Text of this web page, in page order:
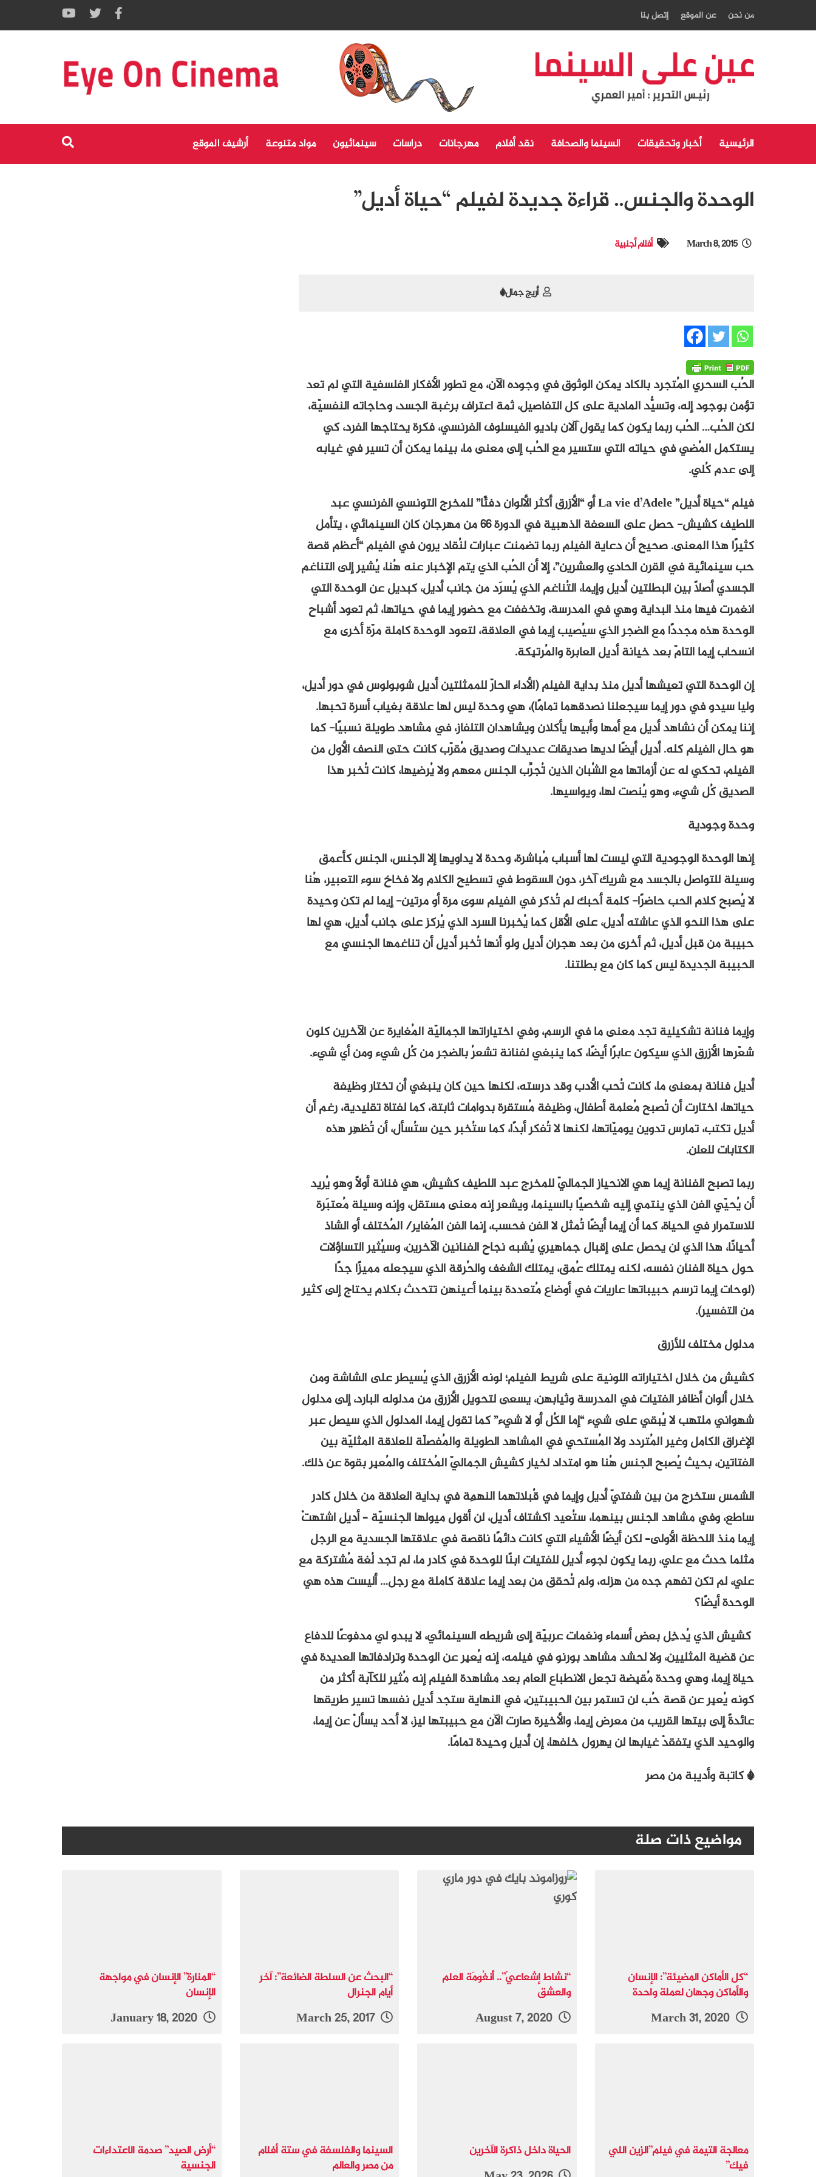
من نحن عن الموقع إتصل بنا
الرئيسية أخبار وتحقيقات السينما والصحافة نقد أفلام مهرجانات دراسات سينمائيون مواد متنوعة أرشيف الموقع
الوحدة والجنس.. قراءة جديدة لفيلم “حياة أديل”
March 8, 2015 أفلام أجنبية
أريج جمال*
الحُب السحري المُتجرد بالكاد يمكن الوثوق في وجوده الآن، مع تطور الأفكار الفلسفية التي لم تعد
تؤمن بوجود إله، وتسيُّد المادية على كل التفاصيل، ثمة اعتراف برغبة الجسد، وحاجاته النفسيّة،
لكن الحُب… الحُب ربما يكون كما يقول آلان باديو الفيسلوف الفرنسي، فكرة يحتاجها الفرد، كي
يستكمل المُضي في حياته التي ستسير مع الحُب إلى معنى ما، بينما يمكن أن تسير في غيابه
إلى عدم كُلي.
فيلم “حياة أديل”La vie d’Adeleأو “الأزرق أكثر الألوان دفئًا” للمخرج التونسي الفرنسي عبد
اللطيف كشيش- حصل على السعفة الذهبية في الدورة 66 من مهرجان كان السينمائي ، يتأمل
كثيرًا هذا المعنى. صحيح أن دعاية الفيلم ربما تضمنت عبارات لنُقاد يرون في الفيلم “أعظم قصة
حب سينمائية في القرن الحادي والعشرين”، إلا أن الحُب الذي يتم الإخبار عنه هُنا، يُشير إلى التناغم
الجسدي أصلًا بين البطلتين أديل وإيما، التُناغم الذي يُسرَد من جانب أديل، كبديل عن الوحدة التي
انغمرت فيها منذ البداية وهي في المدرسة، وتخففت مع حضور إيما في حياتها، ثم تعود أشباح
الوحدة هذه مجددًا مع الضجر الذي سيُصيب إيما في العلاقة، لتعود الوحدة كاملة مرّة أخرى مع
انسحاب إيما التامّ بعد خيانة أديل العابرة والمُرتبِكة.
إن الوحدة التي تعيشها أديل منذ بداية الفيلم (الأداء الحارّ للممثلتين أديل شوبولوس في دور أديل،
وليا سيدو في دور إيما سيجعلنا نصدقهما تمامًا)، هي وحدة ليس لها علاقة بغياب أسرة تحبها.
إننا يمكن أن نشاهد أديل مع أمها وأبيها يأكلان ويشاهدان التلفاز، في مشاهد طويلة نسبيًا- كما
هو حال الفيلم كله. أديل أيضًا لديها صديقات عديدات وصديق مُقرّب كانت حتى النصف الأول من
الفيلم، تحكي له عن أزماتها مع الشُبان الذين تُجرِّب الجنس معهم ولا يُرضيها، كانت تُخبر هذا
الصديق كُل شيء، وهو يُنصت لها، ويواسيها.
وحدة وجودية
إنها الوحدة الوجودية التي ليست لها أسباب مُباشرة، وحدة لا يداويها إلا الجنس، الجنس كأعمق
وسيلة للتواصل بالجسد مع شريك آخر، دون السقوط في تسطيح الكلام ولا فخاخ سوء التعبير، هُنا
لا يُصبح كلام الحب حاضرًا- كلمة أحبك لم تُذكر في الفيلم سوى مرة أو مرتين- إيما لم تكن وحيدة
على هذا النحو الذي عاشته أديل، على الأقل كما يُخبرنا السرد الذي يُركز على جانب أديل، هي لها
حبيبة من قبل أديل، ثم أخرى من بعد هجران أديل ولو أنها تُخبر أديل أن تناغمها الجنسي مع
الحبيبة الجديدة ليس كما كان مع بطلتنا.
وإيما فنانة تشكيلية تجد معنى ما في الرسم، وفي اختياراتها الجماليّة المُغايرة عن الآخرين كلون
شعّرها الأزرق الذي سيكون عابرًا أيضًا، كما ينبغي لفنانة تشعرُ بالضجر من كُل شيء ومن أي شيء.
أديل فنانة بمعنى ما، كانت تُحب الأدب وقد درسته، لكنها حين كان ينبغي أن تختار وظيفة
حياتها، اختارت أن تُصبح مُعلمة أطفال، وظيفة مُستقرة بدوامات ثابتة، كما لفتاة تقليدية، رغم أن
أديل تكتب، تمارس تدوين يوميّاتها، لكنها لا تُفكر أبدًا، كما ستُخبر حين ستُسأل، أن تُظهِر هذه
الكتابات للعلن.
ربما تصبح الفنانة إيما هي الانحياز الجماليّ للمخرج عبد اللطيف كشيش، هي فنانة أولًا وهو يُريد
أن يُحيّي الفن الذي ينتمي إليه شخصيًا بالسينما، ويشعر إنه معنى مستقل، وإنه وسيلة مُعتبَرة
للاستمرار في الحياة، كما أن إيما أيضًا تُمثل لا الفن فحسب، إنما الفن المُغاير/ المُختلف أو الشاذ
أحيانًا، هذا الذي لن يحصل على إقبال جماهيري يُشبه نجاح الفنانين الآخرين، وسيُثير التساؤلات
حول حياة الفنان نفسه، لكنه يمتلك عُمق، يمتلك الشغف والحُرقة الذي سيجعله مميزًا جدًا
(لوحات إيما ترسم حبيباتها عاريات في أوضاع مُتعددة بينما أعينهن تتحدث بكلام يحتاج إلى كثير
من التفسير).
مدلول مختلف للأزرق
كشيش من خلال اختياراته اللونية على شريط الفيلم؛ لونه الأزرق الذي يُسيطر على الشاشة ومن
خلال ألوان أظافر الفتيات في المدرسة وثيابهن، يسعى لتحويل الأزرق من مدلوله البارد، إلى مدلول
شهواني ملتهب لا يُبقي على شيء “إما الكُل أو لا شيء” كما تقول إيما، المدلول الذي سيصل عبر
الإغراق الكامل وغير المُتردد ولا المُستحي في المشاهد الطويلة والمُفصلّة للعلاقة المثليّة بين
الفتاتين، بحيث يُصبح الجنس هُنا هو امتداد لخيار كشيش الجماليّ المُختلف والمُعبِر بقوة عن ذلك.
الشمس ستخرج من بين شفتيّ أديل وإيما في قُبلاتهما النهمِة في بداية العلاقة من خلال كادر
ساطع، وفي مشاهد الجنس بينهما، ستُعيد اكشتاف أديل، لن أقول ميولها الجنسيّة – أديل اشتهتْ
إيما منذ اللحظة الأولى– لكن أيضًا الأشياء التي كانت دائمًا ناقصة في علاقتها الجسدية مع الرجل
مثلما حدث مع علي، ربما يكون لجوء أديل للفتيات ابنًا للوحدة في كادر ما، لم تجد لُغة مُشتركة مع
علي، لم تكن تفهم جده من هزله، ولم تُحقق من بعد إيما علاقة كاملة مع رجل… أليست هذه هي
الوحدة أيضًا؟
كشيش الذي يُدخِل بعض أسماء ونغمات عربيّة إلى شريطه السينمائي، لا يبدو لي مدفوعًا للدفاع
عن قضية المثليين، ولا لحشد مشاهد بورنو في فيلمه، إنه يُعبِر عن الوحدة وترادفاتها العديدة في
حياة إيما، وهي وحدة مُقبِضة تجعل الانطباع العام بعد مشاهدة الفيلم إنه مُثير للكآبة أكثر من
كونه يُعبِر عن قصة حُب لن تستمر بين الحبيبتين، في النهاية ستجد أديل نفسها تسير طريقها
عائدةً إلى بيتها القريب من معرض إيما، والأخيرة صارت الآن مع حبيبتها ليز، لا أحد يسألْ عن إيما،
والوحيد الذي يتفقدْ غيابها لن يهرول خلفها، إن أديل وحيدة تمامًا.
* كاتبة وأديبة من مصر
مواضيع ذات صلة
“كل الأماكن المضيئة”: الإنسان
والأماكن وجهان لعملة واحدة
“نشاط إشعاعيّ”.. أُنغُومَة العلم
والعشق
August 7, 2020
“البحث عن السلطة الضائعة”: آخر
أيام الجنرال
March 25, 2017
“المنارة” الإنسان في مواجهة
الإنسان
January 18, 2020
معالجة التيمة في فيلم”الزين اللي
فيك”
الحياة داخل ذاكرة الآخرين
السينما والفلسفة في ستة أفلام
من مصر والعالم
“أرض الصيد” صدمة الاعتداءات
الجنسية